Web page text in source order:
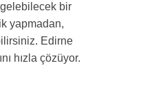
bir
yapmadan,
Edirne
hızla çözüyor.